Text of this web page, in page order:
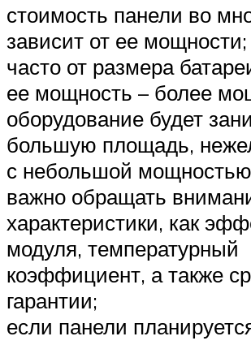
стоимость панели во
зависит от ее мощности;
часто от размера
ее мощность – более
оборудование будет
большую площадь,
с небольшой
важно обращать
характеристики, как
модуля, температурный
коэффициент, а также
гарантии;
если панели